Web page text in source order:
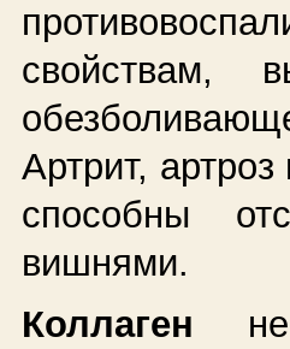
свойствам,
Артрит,
способны
вишнями.
Коллаген